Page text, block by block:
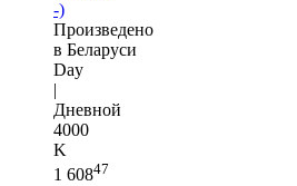
-)
Произведено
в Беларуси
Day
|
Дневной
4000
K
1 60847